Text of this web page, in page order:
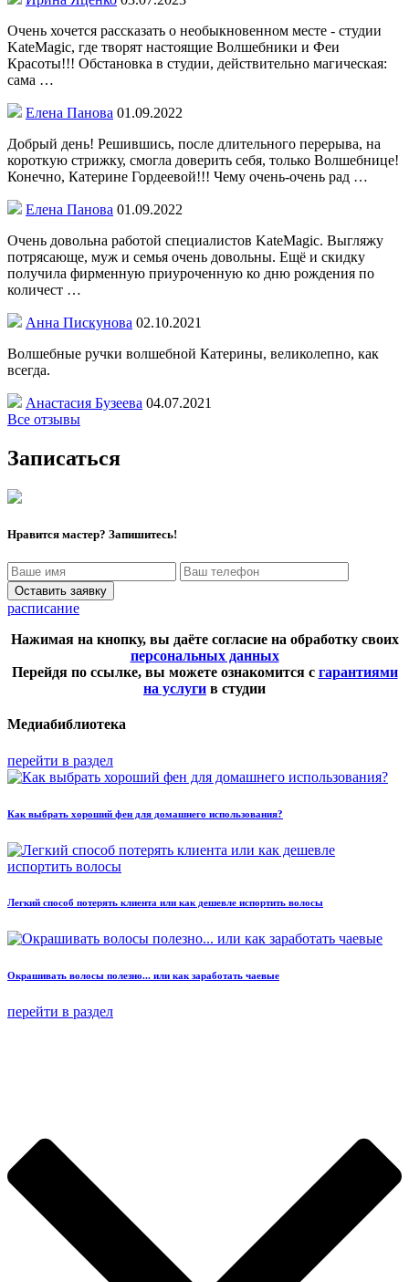
Очень хочется рассказать о необыкновенном месте - студии
KateMagic, где творят настоящие Волшебники и Феи
Красоты!!! Обстановка в студии, действительно магическая:
сама …
Елена Панова 01.09.2022
Добрый день! Решившись, после длительного перерыва, на
короткую стрижку, смогла доверить себя, только Волшебнице!
Конечно, Катерине Гордеевой!!! Чему очень-очень рад …
Елена Панова 01.09.2022
Очень довольна работой специалистов KateMagic. Выгляжу
потрясающе, муж и семья очень довольны. Ещё и скидку
получила фирменную приуроченную ко дню рождения по
количест …
Анна Пискунова 02.10.2021
Волшебные ручки волшебной Катерины, великолепно, как
всегда.
Анастасия Бузеева 04.07.2021
Все отзывы
Записаться
Нравится мастер? Запишитесь!
Оставить заявку
расписание
Нажимая на кнопку, вы даёте согласие на обработку своих
персональных данных
Перейдя по ссылке, вы можете ознакомится с гарантиями
на услуги в студии
Медиабиблиотека
перейти в раздел
Как выбрать хороший фен для домашнего использования?
Легкий способ потерять клиента или как дешевле испортить волосы
Окрашивать волосы полезно... или как заработать чаевые
перейти в раздел